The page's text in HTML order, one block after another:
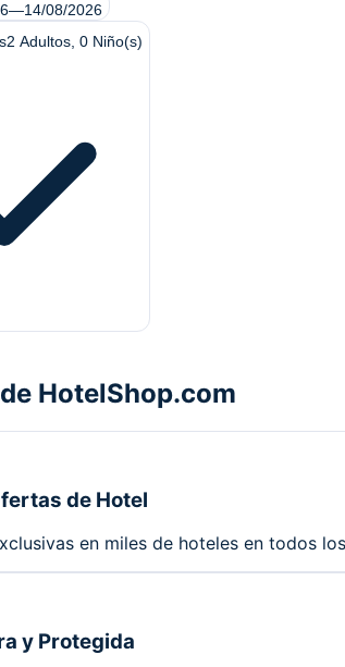
—14/08/2026
2 Adultos 0 Niño(s)
HotelShop.com
de Hotel
en miles de hoteles en todos
y Protegida